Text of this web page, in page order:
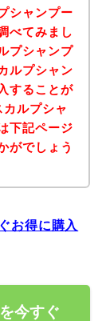
シャンプー
べてみまし
プシャンプ
ルプシャン
することが
ルプシャ
下記ページ
がでしょう
お得に購入
今すぐ